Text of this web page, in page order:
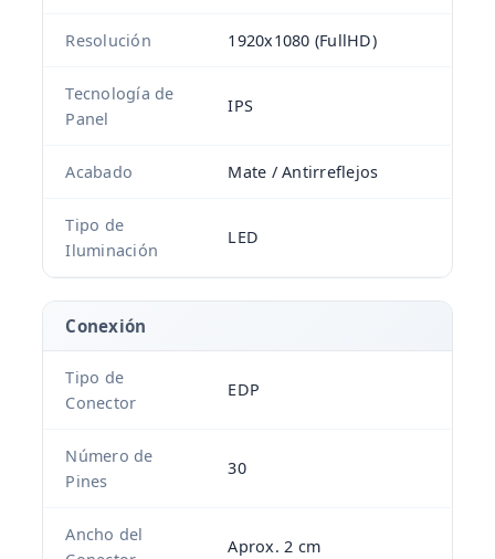
Resolución 1920x1080 (FullHD)
Tecnología de
Panel
IPS
Acabado Mate / Antirreflejos
Tipo de
Iluminación
LED
Conexión
Tipo de
Conector
EDP
Número de
Pines
30
Ancho del
Aprox. 2 cm